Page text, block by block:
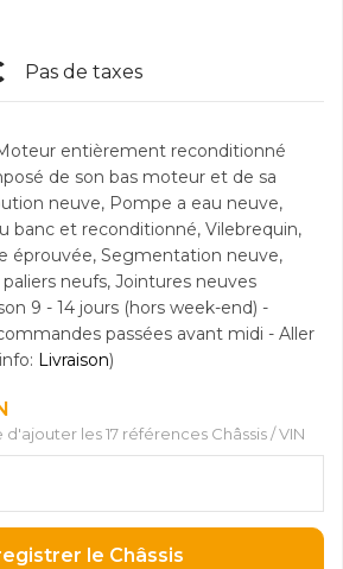
Pas de taxes
entièrement reconditionné
de son bas moteur et de sa
neuve, Pompe a eau neuve,
banc et reconditionné, Vilebrequin,
éprouvée, Segmentation neuve,
neufs, Jointures neuves
9 - 14 jours (hors week-end) -
passées avant midi - Aller
Livraison)
les 17 références Châssis / VIN
le Châssis